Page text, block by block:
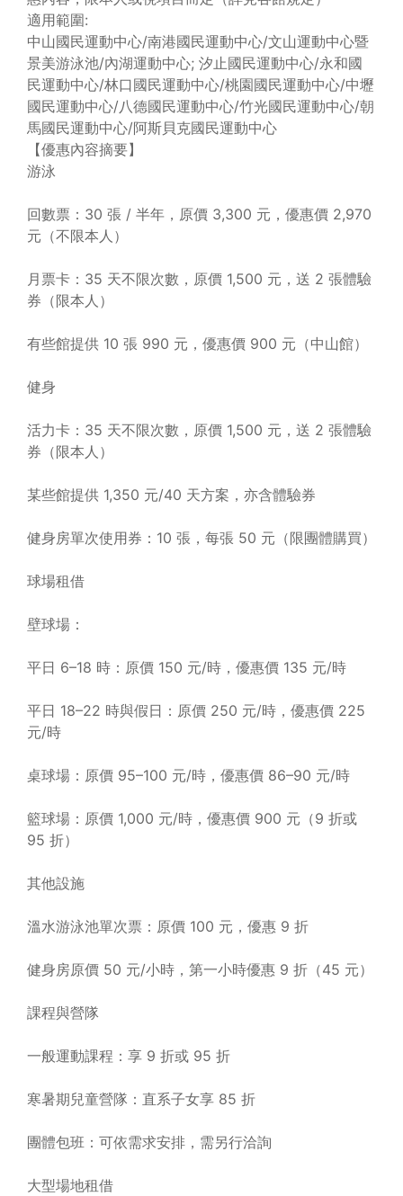
適用範圍:
中山國民運動中心/南港國民運動中心/文山運動中心暨
景美游泳池/內湖運動中心; 汐止國民運動中心/永和國
民運動中心/林口國民運動中心/桃園國民運動中心/中壢
國民運動中心/八德國民運動中心/竹光國民運動中心/朝
馬國民運動中心/阿斯貝克國民運動中心
【優惠內容摘要】
游泳
回數票：30 張 / 半年，原價 3,300 元，優惠價 2,970
元（不限本人）
月票卡：35 天不限次數，原價 1,500 元，送 2 張體驗
券（限本人）
有些館提供 10 張 990 元，優惠價 900 元（中山館）
健身
活力卡：35 天不限次數，原價 1,500 元，送 2 張體驗
券（限本人）
某些館提供 1,350 元/40 天方案，亦含體驗券
健身房單次使用券：10 張，每張 50 元（限團體購買）
球場租借
壁球場：
平日 6–18 時：原價 150 元/時，優惠價 135 元/時
平日 18–22 時與假日：原價 250 元/時，優惠價 225
元/時
桌球場：原價 95–100 元/時，優惠價 86–90 元/時
籃球場：原價 1,000 元/時，優惠價 900 元（9 折或
95 折）
其他設施
溫水游泳池單次票：原價 100 元，優惠 9 折
健身房原價 50 元/小時，第一小時優惠 9 折（45 元）
課程與營隊
一般運動課程：享 9 折或 95 折
寒暑期兒童營隊：直系子女享 85 折
團體包班：可依需求安排，需另行洽詢
大型場地租借